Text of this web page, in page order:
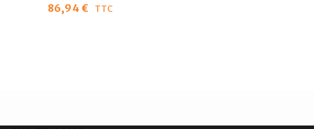
86,94€ TTC